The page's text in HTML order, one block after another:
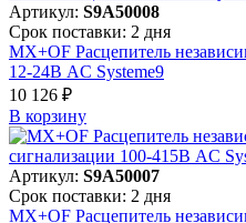
Артикул: S9A50008
Срок поставки: 2 дня
MX+OF Расцепитель
12-24В AC Systeme9
10 126 ₽
В корзинy
Артикул: S9A50007
Срок поставки: 2 дня
MX+OF Расцепитель